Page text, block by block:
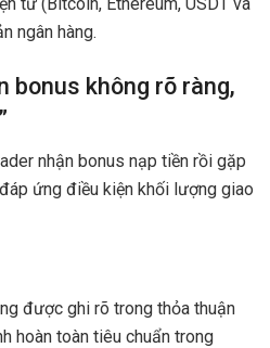
ngân hàng.
bonus không rõ ràng,
nhận bonus nạp tiền rồi gặp
ứng điều kiện khối lượng giao
được ghi rõ trong thỏa thuận
hoàn toàn tiêu chuẩn trong